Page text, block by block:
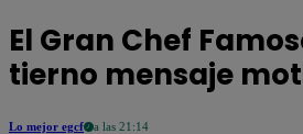
El Gran Chef
tierno mensaje
Lo mejor egcf a las 21:14